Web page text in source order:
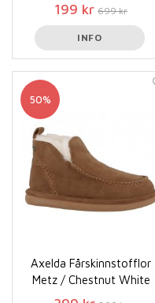
199 kr 699 kr
INFO
50%
Axelda Fårskinnstofflor
Metz / Chestnut White